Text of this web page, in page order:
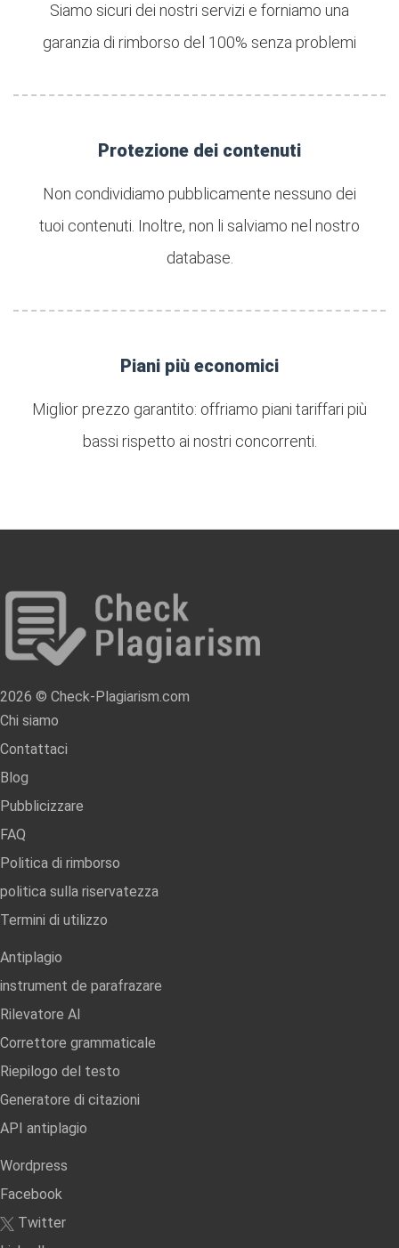
Siamo sicuri dei nostri servizi e forniamo una
garanzia di rimborso del 100% senza problemi
Protezione dei contenuti
Non condividiamo pubblicamente nessuno dei
tuoi contenuti. Inoltre, non li salviamo nel nostro
database.
Piani più economici
Miglior prezzo garantito: offriamo piani tariffari più
bassi rispetto ai nostri concorrenti.
2026 © Check-Plagiarism.com
Chi siamo
Contattaci
Blog
Pubblicizzare
FAQ
Politica di rimborso
politica sulla riservatezza
Termini di utilizzo
Antiplagio
instrument de parafrazare
Rilevatore AI
Correttore grammaticale
Riepilogo del testo
Generatore di citazioni
API antiplagio
Wordpress
Facebook
Twitter